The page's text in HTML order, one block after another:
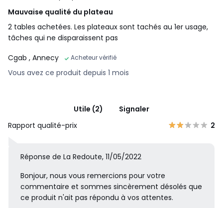
Mauvaise qualité du plateau
2 tables achetées. Les plateaux sont tachés au 1er usage,
tâches qui ne disparaissent pas
Cgab , Annecy Acheteur vérifié
Vous avez ce produit depuis 1 mois
Utile (2)
Signaler
Rapport qualité-prix
2
Réponse de La Redoute, 11/05/2022
Bonjour, nous vous remercions pour votre
commentaire et sommes sincèrement désolés que
ce produit n'ait pas répondu à vos attentes.